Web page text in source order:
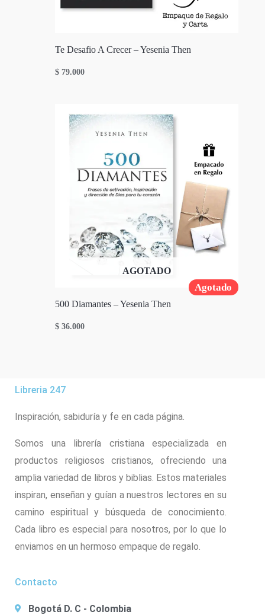
Te Desafio A Crecer – Yesenia Then
$ 79.000
Agotado
AGOTADO
500 Diamantes – Yesenia Then
$ 36.000
Libreria 247
Inspiración, sabiduría y fe en cada página.
Somos una librería cristiana especializada en
productos religiosos cristianos, ofreciendo una
amplia variedad de libros y biblias. Estos materiales
inspiran, enseñan y guían a nuestros lectores en su
camino espiritual y búsqueda de conocimiento.
Cada libro es especial para nosotros, por lo que lo
enviamos en un hermoso empaque de regalo.
Contacto
Bogotá D. C - Colombia